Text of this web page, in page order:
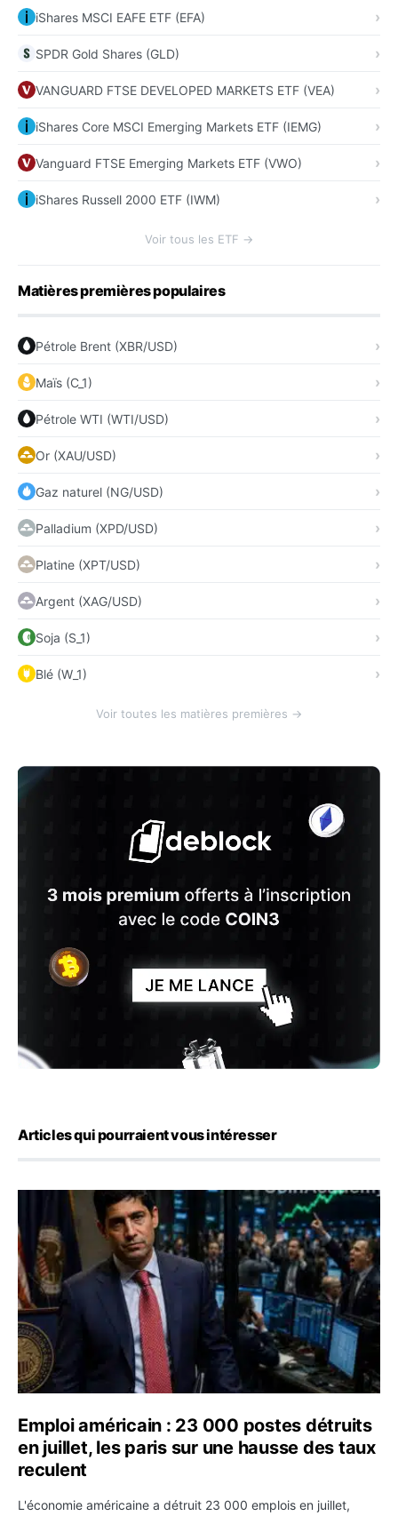
iShares MSCI EAFE ETF (EFA)
SPDR Gold Shares (GLD)
VANGUARD FTSE DEVELOPED MARKETS ETF (VEA)
iShares Core MSCI Emerging Markets ETF (IEMG)
Vanguard FTSE Emerging Markets ETF (VWO)
iShares Russell 2000 ETF (IWM)
Voir tous les ETF →
Matières premières populaires
Pétrole Brent (XBR/USD)
Maïs (C_1)
Pétrole WTI (WTI/USD)
Or (XAU/USD)
Gaz naturel (NG/USD)
Palladium (XPD/USD)
Platine (XPT/USD)
Argent (XAG/USD)
Soja (S_1)
Blé (W_1)
Voir toutes les matières premières →
Articles qui pourraient vous intéresser
Emploi américain : 23 000 postes détruits en juillet, les
Emploi américain : 23 000 postes détruits
en juillet, les paris sur une hausse des taux
reculent
L'économie américaine a détruit 23 000 emplois en juillet,